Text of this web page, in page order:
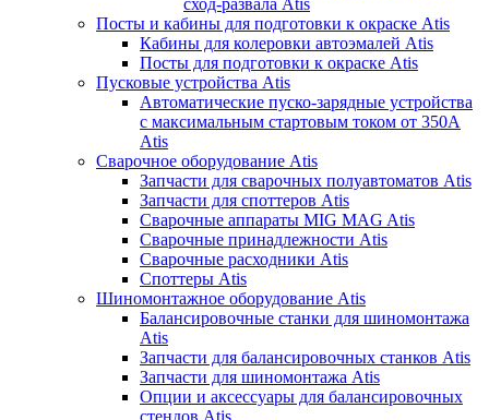
Посты и кабины для подготовки к окраске Atis
Кабины для колеровки автоэмалей Atis
Посты для подготовки к окраске Atis
Пусковые устройства Atis
Автоматические пуско-зарядные устройства
с максимальным стартовым током от 350А
Atis
Сварочное оборудование Atis
Запчасти для сварочных полуавтоматов Atis
Запчасти для споттеров Atis
Сварочные аппараты MIG MAG Atis
Сварочные принадлежности Atis
Сварочные расходники Atis
Споттеры Atis
Шиномонтажное оборудование Atis
Балансировочные станки для шиномонтажа
Atis
Запчасти для балансировочных станков Atis
Запчасти для шиномонтажа Atis
Опции и аксессуары для балансировочных
стендов Atis